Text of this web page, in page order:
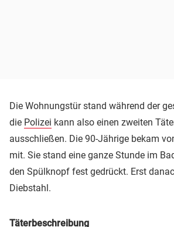
Die Wohnungstür stand während der
die Polizei kann also einen zweiten
ausschließen. Die 90-Jährige bekam
mit. Sie stand eine ganze Stunde im
den Spülknopf fest gedrückt. Erst
Diebstahl.
Täterbeschreibung